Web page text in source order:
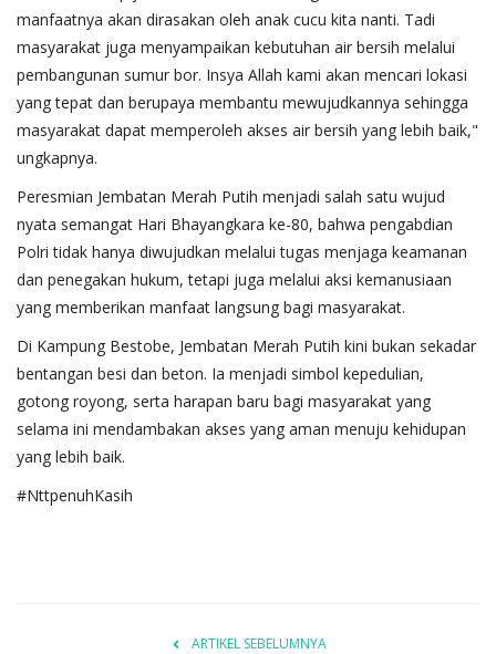
manfaatnya akan dirasakan oleh anak cucu kita nanti. Tadi
masyarakat juga menyampaikan kebutuhan air bersih melalui
pembangunan sumur bor. Insya Allah kami akan mencari lokasi
yang tepat dan berupaya membantu mewujudkannya sehingga
masyarakat dapat memperoleh akses air bersih yang lebih baik,"
ungkapnya.
Peresmian Jembatan Merah Putih menjadi salah satu wujud
nyata semangat Hari Bhayangkara ke-80, bahwa pengabdian
Polri tidak hanya diwujudkan melalui tugas menjaga keamanan
dan penegakan hukum, tetapi juga melalui aksi kemanusiaan
yang memberikan manfaat langsung bagi masyarakat.
Di Kampung Bestobe, Jembatan Merah Putih kini bukan sekadar
bentangan besi dan beton. Ia menjadi simbol kepedulian,
gotong royong, serta harapan baru bagi masyarakat yang
selama ini mendambakan akses yang aman menuju kehidupan
yang lebih baik.
#NttpenuhKasih
ARTIKEL SEBELUMNYA